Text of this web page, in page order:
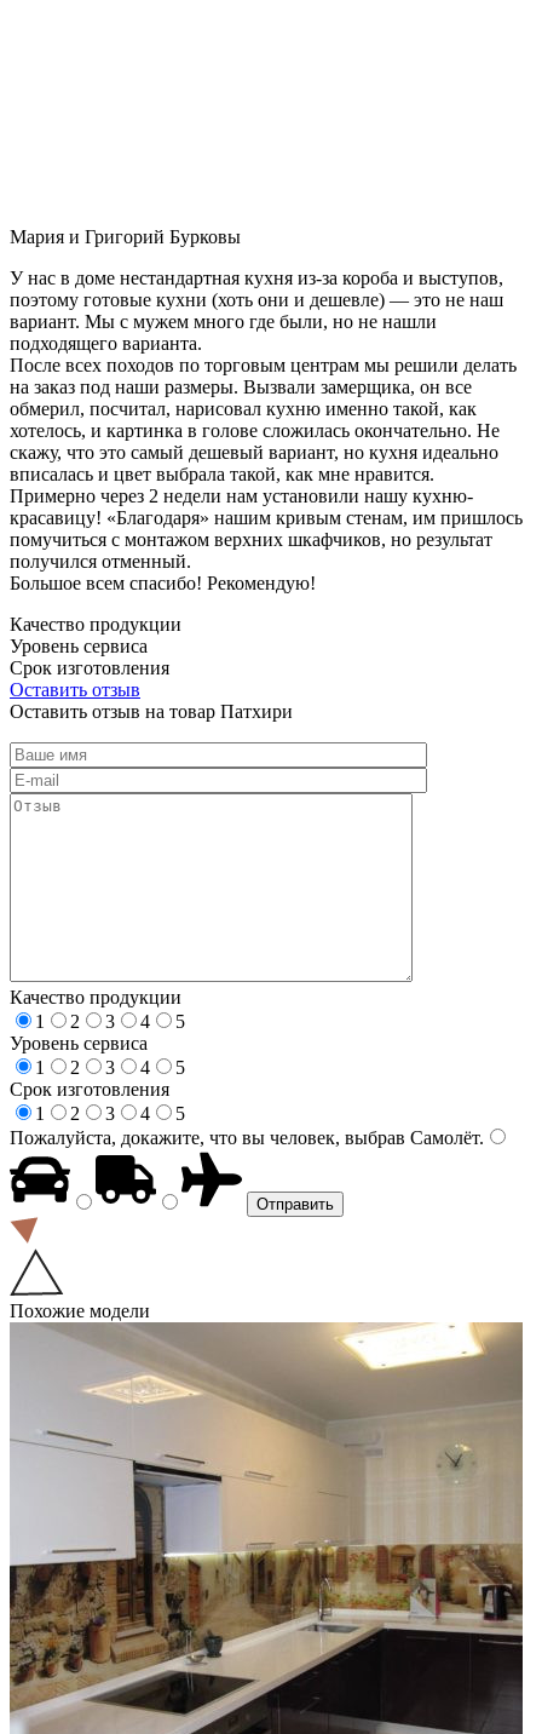
Мария и Григорий Бурковы
У нас в доме нестандартная кухня из-за короба и выступов,
поэтому готовые кухни (хоть они и дешевле) — это не наш
вариант. Мы с мужем много где были, но не нашли
подходящего варианта.
После всех походов по торговым центрам мы решили делать
на заказ под наши размеры. Вызвали замерщика, он все
обмерил, посчитал, нарисовал кухню именно такой, как
хотелось, и картинка в голове сложилась окончательно. Не
скажу, что это самый дешевый вариант, но кухня идеально
вписалась и цвет выбрала такой, как мне нравится.
Примерно через 2 недели нам установили нашу кухню-
красавицу! «Благодаря» нашим кривым стенам, им пришлось
помучиться с монтажом верхних шкафчиков, но результат
получился отменный.
Большое всем спасибо! Рекомендую!
Качество продукции
Уровень сервиса
Срок изготовления
Оставить отзыв
Оставить отзыв на товар Патхири
Качество продукции
1
2 3 4
5
Уровень сервиса
1
2 3 4
5
Срок изготовления
1
2 3 4
5
Пожалуйста, докажите, что вы человек, выбрав Самолёт.
Похожие модели